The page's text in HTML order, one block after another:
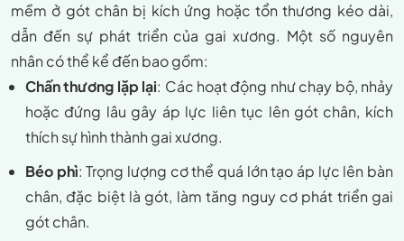
mềm ở gót chân bị kích ứng hoặc tổn thương kéo dài,
dẫn đến sự phát triển của gai xương. Một số nguyên
nhân có thể kể đến bao gồm:
Chấn thương lặp lại: Các hoạt động như chạy bộ, nhảy
hoặc đứng lâu gây áp lực liên tục lên gót chân, kích
thích sự hình thành gai xương.
Béo phì: Trọng lượng cơ thể quá lớn tạo áp lực lên bàn
chân, đặc biệt là gót, làm tăng nguy cơ phát triển gai
gót chân.